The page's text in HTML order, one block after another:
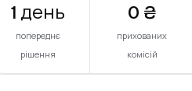
1 день
попереднє
рішення
0 ₴
прихованих
комісій